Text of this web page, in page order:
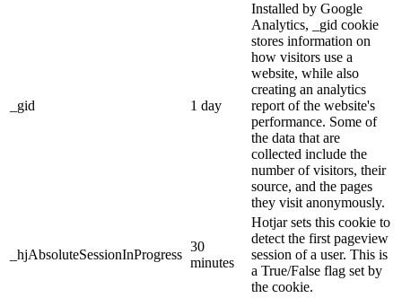
_gid 1 day
Installed by Google
Analytics, _gid cookie
stores information on
how visitors use a
website, while also
creating an analytics
report of the website's
performance. Some of
the data that are
collected include the
number of visitors, their
source, and the pages
they visit anonymously.
_hjAbsoluteSessionInProgress
30
minutes
Hotjar sets this cookie to
detect the first pageview
session of a user. This is
a True/False flag set by
the cookie.